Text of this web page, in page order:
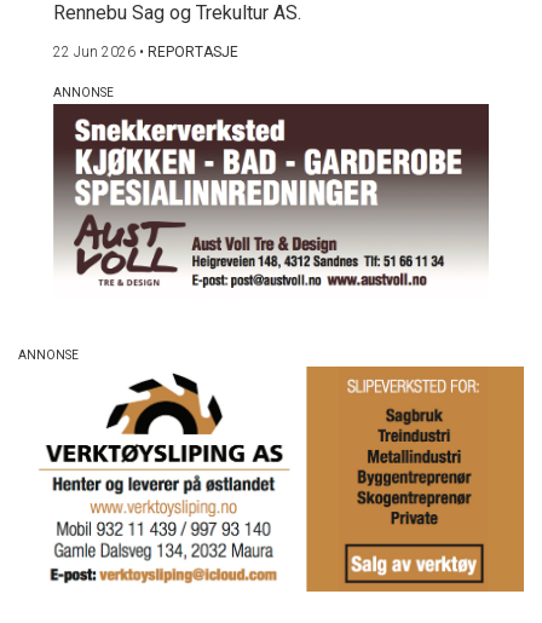
Rennebu Sag og Trekultur AS.
22 Jun 2026 • REPORTASJE